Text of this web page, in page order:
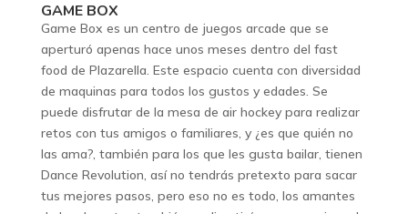
GAME BOX
Game Box es un centro de juegos arcade que se
aperturó apenas hace unos meses dentro del fast
food de Plazarella. Este espacio cuenta con diversidad
de maquinas para todos los gustos y edades. Se
puede disfrutar de la mesa de air hockey para realizar
retos con tus amigos o familiares, y ¿es que quién no
las ama?, también para los que les gusta bailar, tienen
Dance Revolution, así no tendrás pretexto para sacar
tus mejores pasos, pero eso no es todo, los amantes